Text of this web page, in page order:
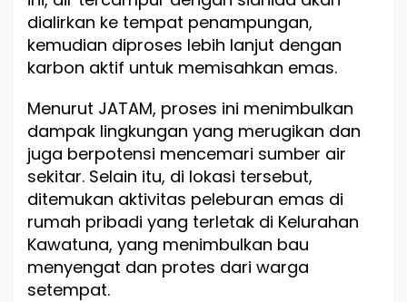
T
r
i
i
n
a
M
e
n
a
l
i
dialirkan ke tempat penampungan,
kemudian diproses lebih lanjut dengan
karbon aktif untuk memisahkan emas.
Menurut JATAM, proses ini menimbulkan
dampak lingkungan yang merugikan dan
juga berpotensi mencemari sumber air
sekitar. Selain itu, di lokasi tersebut,
ditemukan aktivitas peleburan emas di
rumah pribadi yang terletak di Kelurahan
Kawatuna, yang menimbulkan bau
menyengat dan protes dari warga
setempat.